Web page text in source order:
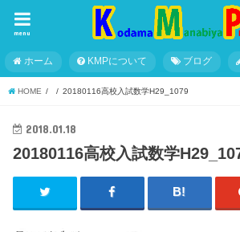
menu
ホーム KMPについて ブログ
HOME 20180116高校入試数学H29_1079
2018.01.18
20180116高校入試数学